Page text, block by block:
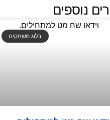
נוספים
בלוג משחקים